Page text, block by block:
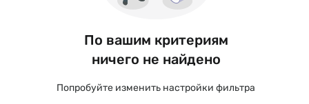
По вашим критериям
ничего не найдено
Попробуйте изменить настройки фильтра